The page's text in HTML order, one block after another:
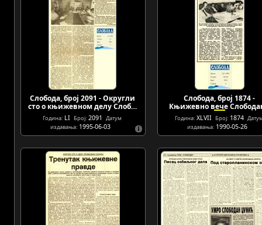
Слобода, број 2091 - Округли
сто о књижевном делу Слоб…
Година: LI Број:2091
Датум
издавања: 1995-06-03
Слобода, број 1874 -
Књижевно вече
Џ…
Година:XLVII Број: 1874
издавања: 1990-05-26